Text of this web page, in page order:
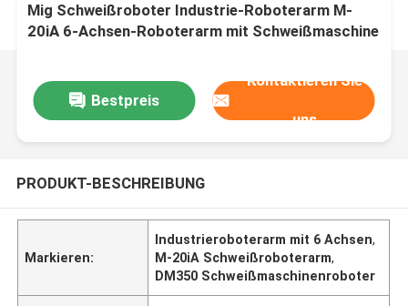
Mig Schweißroboter Industrie-Roboterarm M-
20iA 6-Achsen-Roboterarm mit Schweißmaschine
Bestpreis
Kontaktieren Sie
uns
PRODUKT-BESCHREIBUNG
Markieren:
Industrieroboterarm mit 6 Achsen,
M-20iA Schweißroboterarm,
DM350 Schweißmaschinenroboter